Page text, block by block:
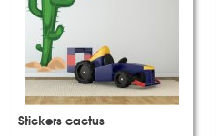
Stickers cactus